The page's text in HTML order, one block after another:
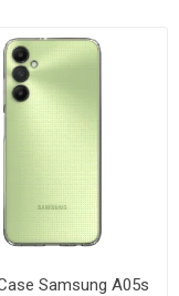
Samsung A05s